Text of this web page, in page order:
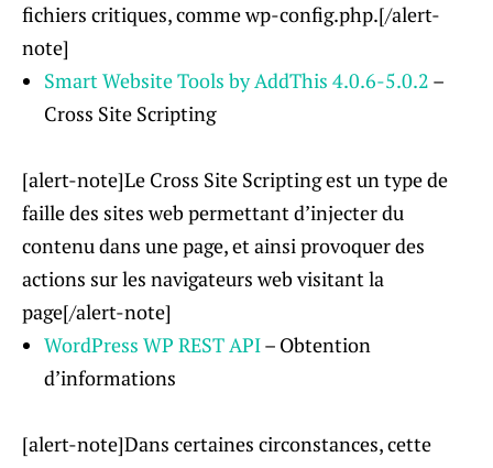
fichiers critiques, comme wp-config.php.[/alert-
note]
Smart Website Tools by AddThis 4.0.6-5.0.2 –
Cross Site Scripting
[alert-note]Le Cross Site Scripting est un type de
faille des sites web permettant d’injecter du
contenu dans une page, et ainsi provoquer des
actions sur les navigateurs web visitant la
page[/alert-note]
WordPress WP REST API– Obtention
d’informations
[alert-note]Dans certaines circonstances, cette